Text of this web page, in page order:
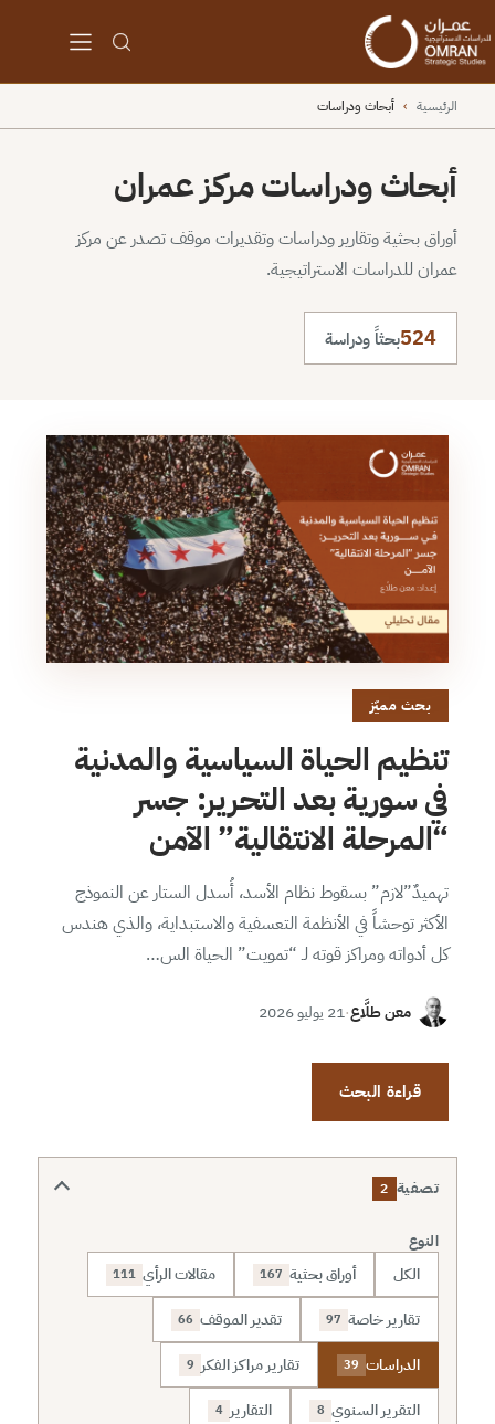
الرئيسية › أبحاث ودراسات
أبحاث ودراسات مركز عمران
أوراق بحثية وتقارير ودراسات وتقديرات موقف تصدر عن مركز
عمران للدراسات الاستراتيجية.
524بحثاً ودراسة
بحث مميّز
تنظيم الحياة السياسية والمدنية
في سورية بعد التحرير: جسر
“المرحلة الانتقالية” الآمن
تهميدٌ”لازم” بسقوط نظام الأسد، أُسدل الستار عن النموذج
الأكثر توحشاً في الأنظمة التعسفية والاستبداية، والذي هندس
كل أدواته ومراكز قوته لـ “تمويت” الحياة الس…
معن طلَّاع·21 يوليو 2026
قراءة البحث
تصفية 2
النوع
الكل أوراق بحثية 167 مقالات الرأي 111
تقارير خاصة 97 تقدير الموقف 66
الدراسات 39 تقارير مراكز الفكر 9
التقرير السنوي 8 التقارير 4